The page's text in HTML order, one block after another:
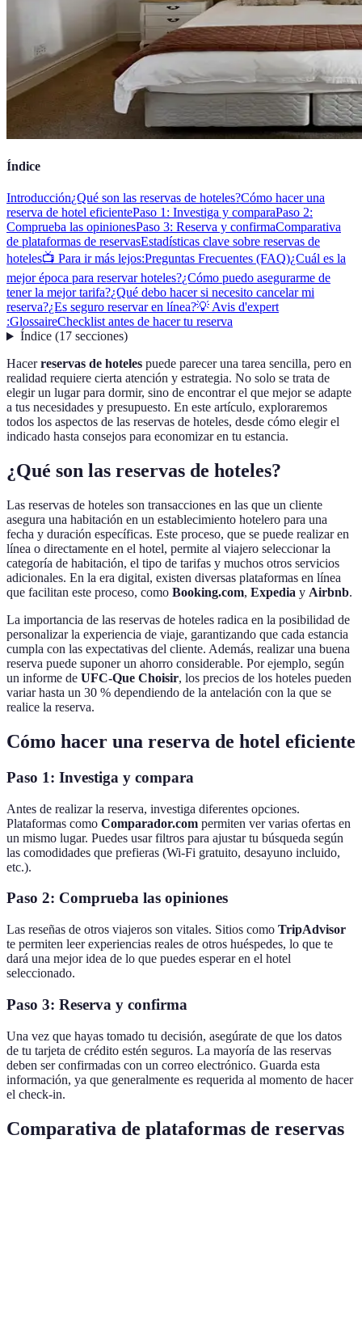
Índice
Introducción¿Qué son las reservas de hoteles?Cómo hacer una
reserva de hotel eficientePaso 1: Investiga y comparaPaso 2:
Comprueba las opinionesPaso 3: Reserva y confirmaComparativa
de plataformas de reservasEstadísticas clave sobre reservas de
hoteles📺 Para ir más lejos:Preguntas Frecuentes (FAQ)¿Cuál es la
mejor época para reservar hoteles?¿Cómo puedo asegurarme de
tener la mejor tarifa?¿Qué debo hacer si necesito cancelar mi
reserva?¿Es seguro reservar en línea?💡 Avis d'expert
:GlossaireChecklist antes de hacer tu reserva
Índice(17 secciones)
Hacerreservas de hoteles puede parecer una tarea sencilla, pero en
realidad requiere cierta atención y estrategia. No solo se trata de
elegir un lugar para dormir, sino de encontrar el que mejor se adapte
a tus necesidades y presupuesto. En este artículo, exploraremos
todos los aspectos de las reservas de hoteles, desde cómo elegir el
indicado hasta consejos para economizar en tu estancia.
¿Qué son las reservas de hoteles?
Las reservas de hoteles son transacciones en las que un cliente
asegura una habitación en un establecimiento hotelero para una
fecha y duración específicas. Este proceso, que se puede realizar en
línea o directamente en el hotel, permite al viajero seleccionar la
categoría de habitación, el tipo de tarifas y muchos otros servicios
adicionales. En la era digital, existen diversas plataformas en línea
que facilitan este proceso, como Booking.com, Expedia y Airbnb.
La importancia de las reservas de hoteles radica en la posibilidad de
personalizar la experiencia de viaje, garantizando que cada estancia
cumpla con las expectativas del cliente. Además, realizar una buena
reserva puede suponer un ahorro considerable. Por ejemplo, según
un informe de UFC-Que Choisir, los precios de los hoteles pueden
variar hasta un 30 % dependiendo de la antelación con la que se
realice la reserva.
Cómo hacer una reserva de hotel eficiente
Paso 1: Investiga y compara
Antes de realizar la reserva, investiga diferentes opciones.
Plataformas como Comparador.com permiten ver varias ofertas en
un mismo lugar. Puedes usar filtros para ajustar tu búsqueda según
las comodidades que prefieras (Wi-Fi gratuito, desayuno incluido,
etc.).
Paso 2: Comprueba las opiniones
Las reseñas de otros viajeros son vitales. Sitios como TripAdvisor
te permiten leer experiencias reales de otros huéspedes, lo que te
dará una mejor idea de lo que puedes esperar en el hotel
seleccionado.
Paso 3: Reserva y confirma
Una vez que hayas tomado tu decisión, asegúrate de que los datos
de tu tarjeta de crédito estén seguros. La mayoría de las reservas
deben ser confirmadas con un correo electrónico. Guarda esta
información, ya que generalmente es requerida al momento de hacer
el check-in.
Comparativa de plataformas de reservas